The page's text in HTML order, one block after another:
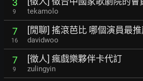
3
9 tekamolo
7
16
[閒聊] 搖滾芭比 哪個演員最推
davidwoo
7
9
[徵人] 瘋戲樂夥伴卡代訂
zulingyin